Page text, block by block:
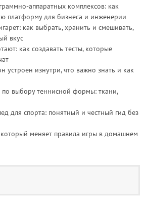
аппаратных комплексов: как
платформу для бизнеса и инженерии
как выбрать, хранить и смешивать,
вкус
как создавать тесты, которые
устроен изнутри, что важно знать и как
по выбору теннисной формы: ткани,
для спорта: понятный и честный гид без
меняет правила игры в домашнем